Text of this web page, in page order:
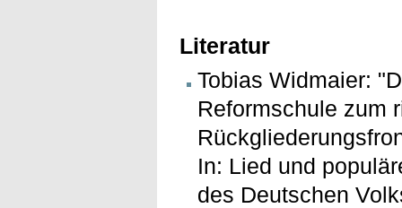
Literatur
Tobias Widmaier:
Reformschule zum
In: Lied und
des Deutschen